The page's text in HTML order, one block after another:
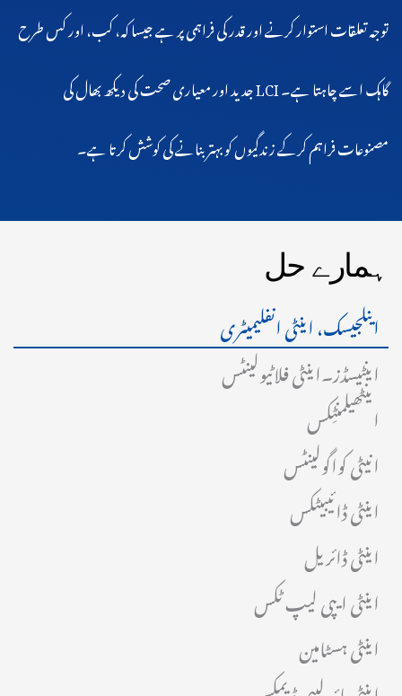
توجہ تعلقات استوار کرنے اور قدر کی فراہمی پر ہے جیسا کہ، کب، اور کس طرح
گاہک اسے چاہتا ہے۔ LCI جدید اور معیاری صحت کی دیکھ بھال کی
مصنوعات فراہم کرکے زندگیوں کو بہتر بنانے کی کوشش کرتا ہے۔
ہمارے حل
اینلجیسک، اینٹی انفلیمیٹری
اینٹیسڈز۔اینٹی فلاٹیولینٹس
اینٹھیلمنٹِکس
انیٹی کواگولینٹس
اینٹی ڈائیبیٹکس
اینٹی ڈائریل
اینٹی ایپی لیپ ٹکس
اینٹی ہسٹامین